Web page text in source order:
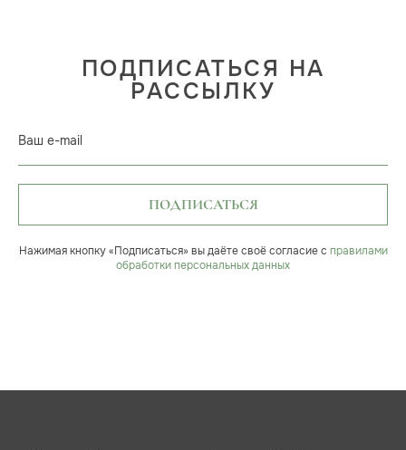
ПОДПИСАТЬСЯ НА
РАССЫЛКУ
Ваш e-mail
ПОДПИСАТЬСЯ
Нажимая кнопку «Подписаться» вы даёте своё согласие с правилами
обработки персональных данных